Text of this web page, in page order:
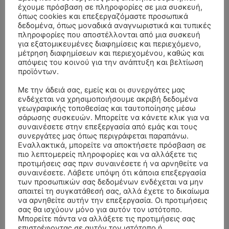
Νίκος ΑλιβερτηςεπίΚΗΔΕΙΑ – ΠΕΜΠΤΗ 23/7/2026 – ΙΩΑΝΝΗΣ Κ.
ΠΟΛΥΜΕΡΟΣ
Βασιλικη ΠολυζουεπίΑΠΟΧΑΙΡΕΤΙΣΜΟΣ – ΤΕΤΑΡΤΗ 15/7/2026 –
ΚΩΝΣΤΑΝΤΙΝΟΣ ΠΑΠΠΑΣ ΕΤΩΝ 94
Κώστας Μιάμης επί
ΚΩΝΣΤΑΝΤΙΝΟΣ ΠΑΠΠΑΣ ΕΤΩΝ 94
- Advertisment -
- Advertisment -
ΟΙ ΤΑΣΕΙΣ ΤΩΡΑ
έχουμε πρόσβαση σε πληροφορίες σε μια συσκευή,
όπως cookies και επεξεργαζόμαστε προσωπικά
δεδομένα, όπως μοναδικά αναγνωριστικά και τυπικές
πληροφορίες που αποστέλλονται από μια συσκευή
για εξατομικευμένες διαφημίσεις και περιεχόμενο,
μέτρηση διαφημίσεων και περιεχομένου, καθώς και
απόψεις του κοινού για την ανάπτυξη και βελτίωση
προϊόντων.
Με την άδειά σας, εμείς και οι συνεργάτες μας
ενδέχεται να χρησιμοποιήσουμε ακριβή δεδομένα
γεωγραφικής τοποθεσίας και ταυτοποίησης μέσω
σάρωσης συσκευών. Μπορείτε να κάνετε κλικ για να
συναινέσετε στην επεξεργασία από εμάς και τους
συνεργάτες μας όπως περιγράφεται παραπάνω.
Εναλλακτικά, μπορείτε να αποκτήσετε πρόσβαση σε
πιο λεπτομερείς πληροφορίες και να αλλάξετε τις
προτιμήσεις σας πριν συναινέσετε ή να αρνηθείτε να
συναινέσετε. Λάβετε υπόψη ότι κάποια επεξεργασία
των προσωπικών σας δεδομένων ενδέχεται να μην
απαιτεί τη συγκατάθεσή σας, αλλά έχετε το δικαίωμα
να αρνηθείτε αυτήν την επεξεργασία. Οι προτιμήσεις
σας θα ισχύουν μόνο για αυτόν τον ιστότοπο.
Μπορείτε πάντα να αλλάξετε τις προτιμήσεις σας